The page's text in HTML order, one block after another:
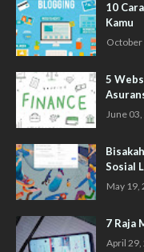
10
Kamu
October
5
June
Sosial
May 19,
7 Raja
April 29,